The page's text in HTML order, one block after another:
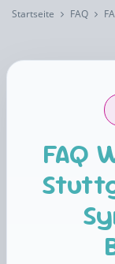
Startseite FAQ
FAQ